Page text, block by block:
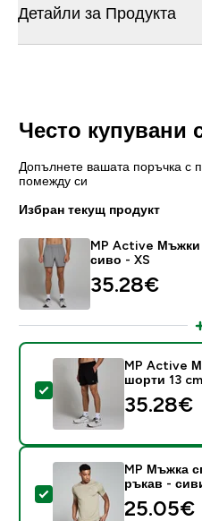
Детайли за Продукта
Често купувани
Допълнете вашата поръчка с
помежду си
Избран текущ продукт
MP Active Мъжки
сиво - XS
35.28€‎
Select this product -
MP Active
шорти 13
35.28€‎
Select this product -
MP Мъжка
ръкав -
25.05€‎